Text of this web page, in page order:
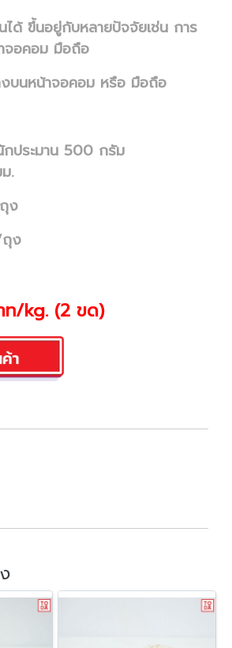
ได้ ขึ้นอยู่กับหลายปัจจัยเช่น การ
จอคอม มือถือ
บนหน้าจอคอม หรือ มือถือ
กประมาน 500 กรัม
.
ง
ง
ท/kg. (2 ขด)